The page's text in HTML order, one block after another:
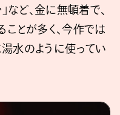
など、金に無頓着で、
とが多く、今作では
水のように使ってい